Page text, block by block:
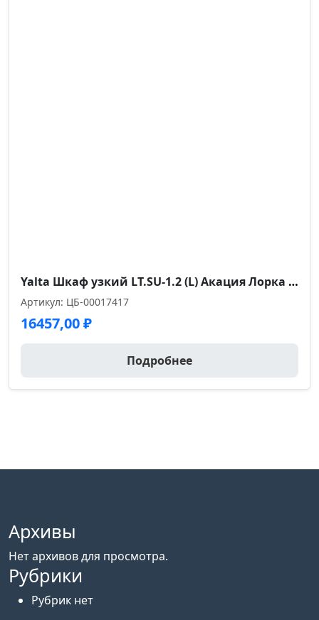
Yalta Шкаф узкий LT.SU-1.2 (L) Акация Лорка 400*450*1987
Артикул: ЦБ-00017417
16457,00₽
Подробнее
Архивы
Нет архивов для просмотра.
Рубрики
Рубрик нет